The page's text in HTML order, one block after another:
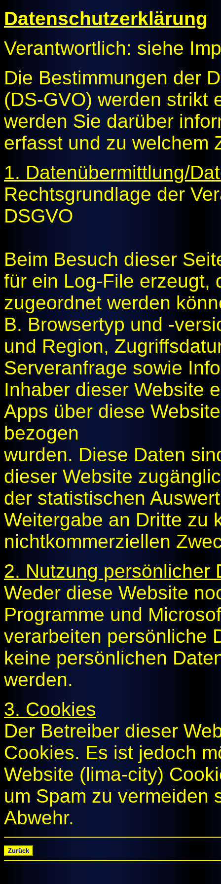
Datenschutzerklärung
Verantwortlich: siehe
Die Bestimmungen der
(DS-GVO) werden strikt
werden Sie darüber
erfasst und zu welchem
1. Datenübermittlung/
Rechtsgrundlage der
DSGVO
Beim Besuch dieser
für ein Log-File erzeugt,
zugeordnet werden
B. Browsertyp und -
und Region,
Serveranfrage sowie
Inhaber dieser Website
Apps über diese
bezogen
wurden. Diese Daten
dieser Website
der statistischen
Weitergabe an Dritte zu
nichtkommerziellen
2. Nutzung persönlicher
Weder diese Website
Programme und
verarbeiten persönliche
keine persönlichen
werden.
3. Cookies
Der Betreiber dieser
Cookies. Es ist jedoch
Website (lima-city)
um Spam zu vermeiden
Abwehr.
Zurück